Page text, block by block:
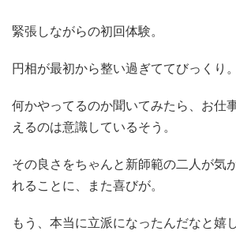
緊張しながらの初回体験。
円相が最初から整い過ぎててびっくり。
何かやってるのか聞いてみたら、お仕
えるのは意識しているそう。
その良さをちゃんと新師範の二人が気
れることに、また喜びが。
もう、本当に立派になったんだなと嬉